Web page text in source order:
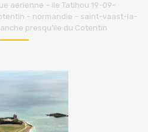
aerienne – ile Tatihou 19-09-
– normandie – saint-vaast-la-
presqu’île du Cotentin